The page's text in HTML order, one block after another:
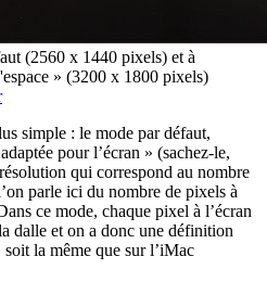
(2560 x 1440 pixels) et à
» (3200 x 1800 pixels)
simple : le mode par défaut,
pour l’écran » (sachez-le,
qui correspond au nombre
parle ici du nombre de pixels à
ce mode, chaque pixel à l’écran
dalle et on a donc une définition
la même que sur l’iMac